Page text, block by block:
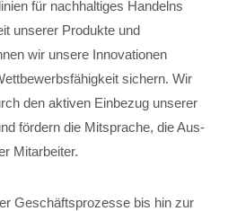
für nachhaltiges Handelns
unserer Produkte und
wir unsere Innovationen
sichern. Wir
den aktiven Einbezug unserer
fördern die Mitsprache, die Aus-
Mitarbeiter.
Geschäftsprozesse bis hin zur